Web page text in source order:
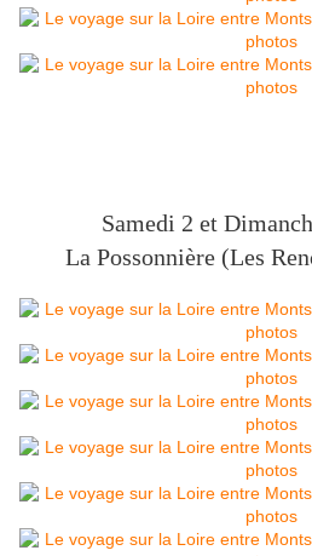
Samedi 2 et
La Possonnière (Les